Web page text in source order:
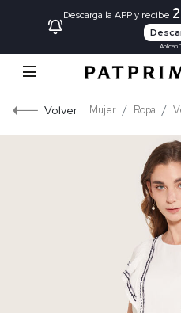
Descarga la APP y recibe
Aplican
Volver Mujer Ropa